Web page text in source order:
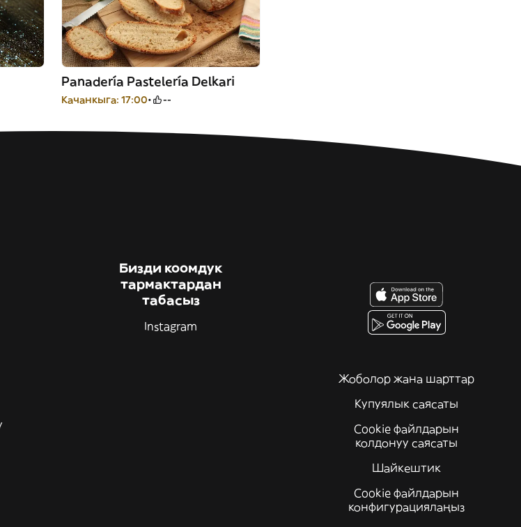
Panadería Pastelería Delkari
Качанкыга: 17:00 --
Бизди коомдук
тармактардан
табасыз
Instagram
Жоболор жана шарттар
Купуялык саясаты
Cookie файлдарын
колдонуу саясаты
Шайкештик
Cookie файлдарын
конфигурациялаңыз